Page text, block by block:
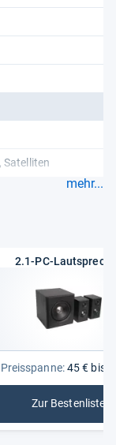
Satelliten
mehr...
2.1-PC-
Preisspanne:45 € bis
Zur Bestenliste
: 2.1-PC-